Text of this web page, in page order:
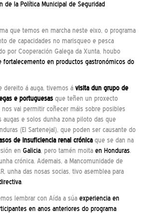
de la Política Municipal de Seguridad
que temos en marcha neste eixo, o programa
de capacidades no marisqueo e pesca
por Cooperación Galega da Xunta, houbo
fortalecemento en productos gastronómicos do
á auga, tivemos á visita dun grupo de
e portuguesasque teñen un proxecto
vai permitir coñecer máis sobre posibles
augas e solos dunha zona piloto das que
(El Sartenejal), que poden ser causante do
de insuficiencia renal crónica que se dan na
en Galicia, pero tamén moita en Honduras.
crónica. Ademais, a Mancomunidade de
unha das nosas socias, tivo asemblea para
.
lembrar con Aída a súa experiencia en
en anos anteriores do programa